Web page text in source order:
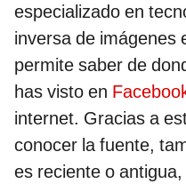
especializado en
inversa de imágenes
permite saber de
has visto en
internet. Gracias a
conocer la fuente,
es reciente o